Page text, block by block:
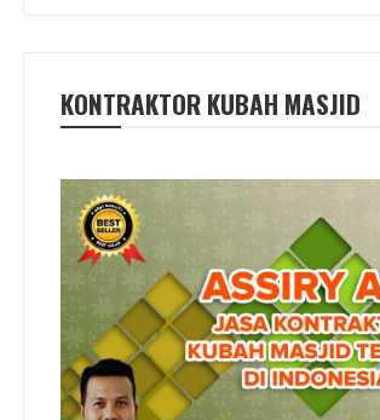
KONTRAKTOR KUBAH MASJID